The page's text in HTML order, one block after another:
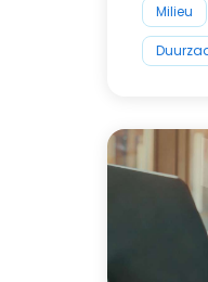
Milieu